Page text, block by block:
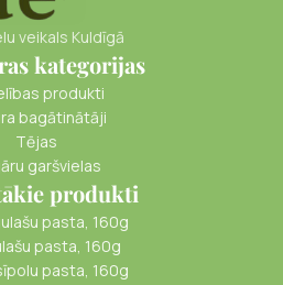
veikals Kuldīgā
kategorijas
produkti
bagātinātāji
Tējas
garšvielas
produkti
pasta, 160g
pasta, 160g
pasta, 160g